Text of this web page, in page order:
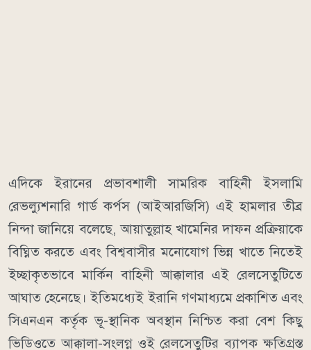
এদিকে ইরানের প্রভাবশালী সামরিক বাহিনী ইসলামি
রেভল্যুশনারি গার্ড কর্পস (আইআরজিসি) এই হামলার তীব্র
নিন্দা জানিয়ে বলেছে, আয়াতুল্লাহ খামেনির দাফন প্রক্রিয়াকে
বিঘ্নিত করতে এবং বিশ্ববাসীর মনোযোগ ভিন্ন খাতে নিতেই
ইচ্ছাকৃতভাবে মার্কিন বাহিনী আক্কালার এই রেলসেতুটিতে
আঘাত হেনেছে। ইতিমধ্যেই ইরানি গণমাধ্যমে প্রকাশিত এবং
সিএনএন কর্তৃক ভূ-স্থানিক অবস্থান নিশ্চিত করা বেশ কিছু
ভিডিওতে আক্কালা-সংলগ্ন ওই রেলসেতুটির ব্যাপক ক্ষতিগ্রস্ত